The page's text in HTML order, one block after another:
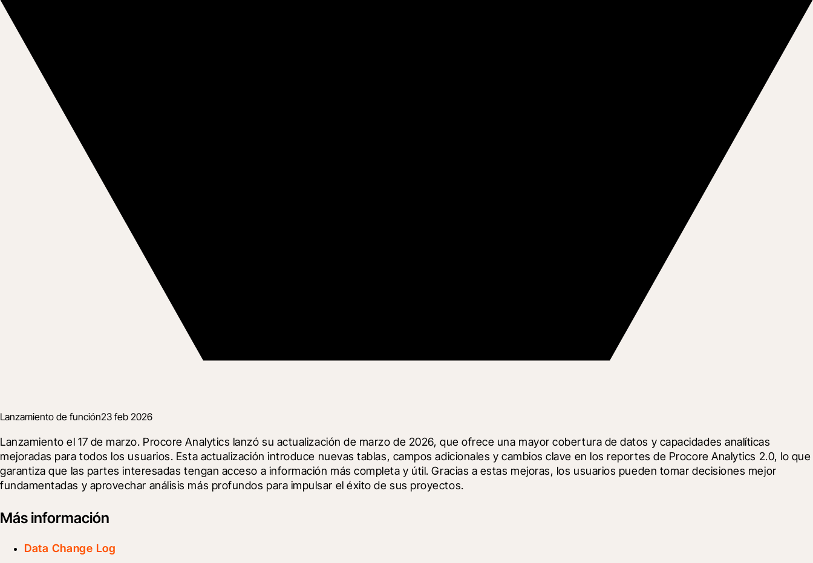
Lanzamiento de función23 feb 2026
Lanzamiento el 17 de marzo. Procore Analytics lanzó su actualización de marzo de 2026, que ofrece una mayor cobertura de datos y capacidades analíticas
mejoradas para todos los usuarios. Esta actualización introduce nuevas tablas, campos adicionales y cambios clave en los reportes de Procore Analytics 2.0, lo que
garantiza que las partes interesadas tengan acceso a información más completa y útil. Gracias a estas mejoras, los usuarios pueden tomar decisiones mejor
fundamentadas y aprovechar análisis más profundos para impulsar el éxito de sus proyectos.
Más información
Data Change Log